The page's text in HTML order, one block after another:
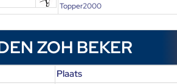
Topper2000
ZOH BEKER
Plaats